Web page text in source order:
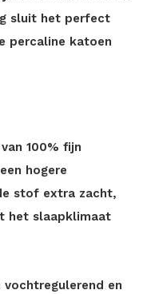
sluit het perfect
percaline katoen
100% fijn
hogere
stof extra zacht,
het slaapklimaat
en